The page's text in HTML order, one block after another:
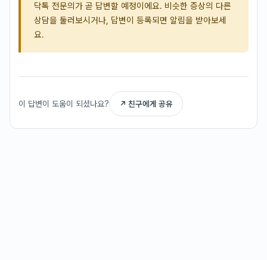
닥톡 전문의가 곧 답변할 예정이에요. 비슷한 증상의 다른
상담을 둘러보시거나, 답변이 등록되면 알림을 받아보세
요.
이 답변이 도움이 되셨나요? ↗ 친구에게 공유